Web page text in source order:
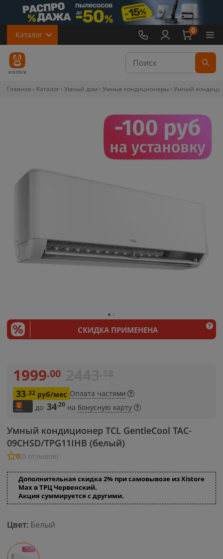
Каталог 0
Главная Каталог Умный дом Умные кондиционеры Умный
Умный кондиционер TCL GentleCool TAC-
09CHSD/TPG11IHB (белый)
0(0 отзывов)
Дополнительная скидка 2% при самовывозе из Xistore
Max в ТРЦ Червенский.
Акция суммируется с другими.
Цвет: Белый
СКИДКА ПРИМЕНЕНА
1999.00
33.32 руб/мес Оплата частями
до 34.20 на бонусную карту